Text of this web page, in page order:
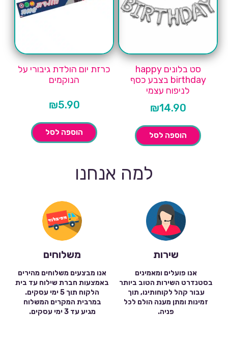
סט בלונים happy
birthday בצבע כסף
לניפוח עצמי
₪14.90
הוספה לסל
כרזת יום הולדת גיבורי על
הנוקמים
₪5.90
הוספה לסל
למה אנחנו
שירות
אנו פועלים ומאמינים
בסטנדרט השירות הטוב ביותר
עבור קהל לקוחותינו, תוך
זמינות ומתן מענה הולם לכל
פניה.
משלוחים
אנו מבצעים משלוחים מהירים
באמצעות חברת שילוח עד בית
הלקוח תוך 5 ימי עסקים.
במרבית המקרים המשלוח
מגיע עד 3 ימי עסקים.